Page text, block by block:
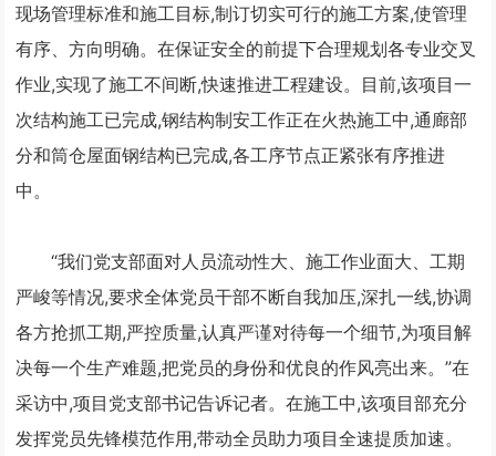
现场管理标准和施工目标,制订切实可行的施工方案,使管理
有序、方向明确。在保证安全的前提下合理规划各专业交叉
作业,实现了施工不间断,快速推进工程建设。目前,该项目一
次结构施工已完成,钢结构制安工作正在火热施工中,通廊部
分和筒仓屋面钢结构已完成,各工序节点正紧张有序推进
中。
“我们党支部面对人员流动性大、施工作业面大、工期
严峻等情况,要求全体党员干部不断自我加压,深扎一线,协调
各方抢抓工期,严控质量,认真严谨对待每一个细节,为项目解
决每一个生产难题,把党员的身份和优良的作风亮出来。”在
采访中,项目党支部书记告诉记者。在施工中,该项目部充分
发挥党员先锋模范作用,带动全员助力项目全速提质加速。